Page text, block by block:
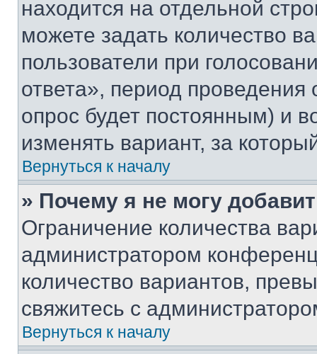
находится на отдельной
можете задать количество
пользователи при
ответа», период проведения
опрос будет постоянным) и
изменять вариант, за
Вернуться к началу
» Почему я не могу
Ограничение количества
администратором
количество вариантов,
свяжитесь с
Вернуться к началу